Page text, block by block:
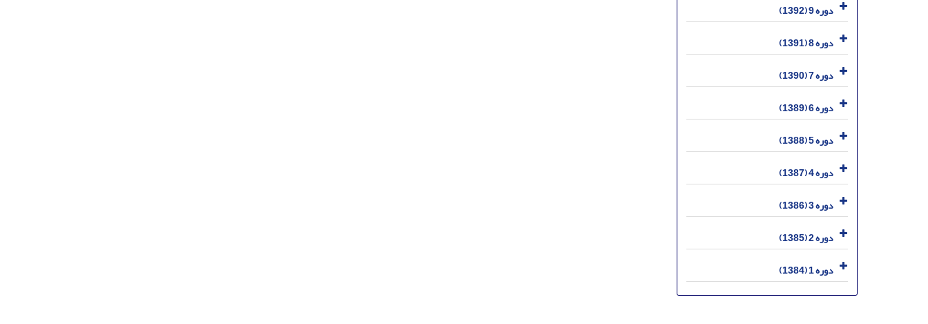
دوره 9 (1392)
دوره 8 (1391)
دوره 7 (1390)
دوره 6 (1389)
دوره 5 (1388)
دوره 4 (1387)
دوره 3 (1386)
دوره 2 (1385)
دوره 1 (1384)